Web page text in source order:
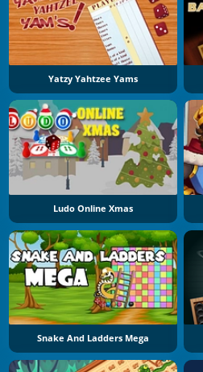
Yatzy Yahtzee Yams
Ludo Online Xmas
Snake And Ladders Mega